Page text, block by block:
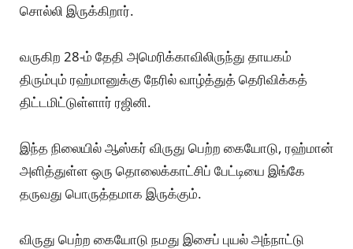
சொல்லி இருக்கிறார்.
வருகிற 28-ம் தேதி அமெரிக்காவிலிருந்து தாயகம்
திரும்பும் ரஹ்மானுக்கு நேரில் வாழ்த்துத் தெரிவிக்கத்
திட்டமிட்டுள்ளார் ரஜினி.
இந்த நிலையில் ஆஸ்கர் விருது பெற்ற கையோடு, ரஹ்மான்
அளித்துள்ள ஒரு தொலைக்காட்சிப் பேட்டியை இங்கே
தருவது பொருத்தமாக இருக்கும்.
விருது பெற்ற கையோடு நமது இசைப் புயல் அந்நாட்டு